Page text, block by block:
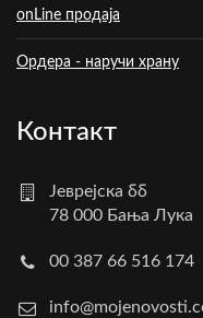
onLine продаја
Ордера - наручи храну
Контакт
Јеврејска бб
78 000 Бања Лука
00 387 66 516 174